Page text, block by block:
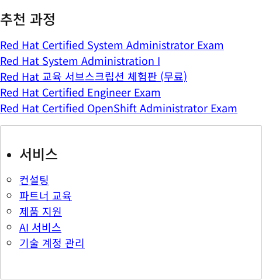
추천 과정
Red Hat Certified System Administrator Exam
Red Hat System Administration I
Red Hat 교육 서브스크립션 체험판 (무료)
Red Hat Certified Engineer Exam
Red Hat Certified OpenShift Administrator Exam
서비스
컨설팅
파트너 교육
제품 지원
AI 서비스
기술 계정 관리